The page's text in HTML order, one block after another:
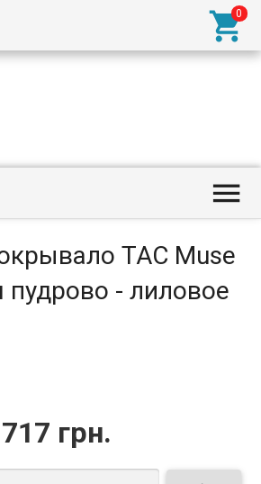


TAC Muse
- лиловое
грн.